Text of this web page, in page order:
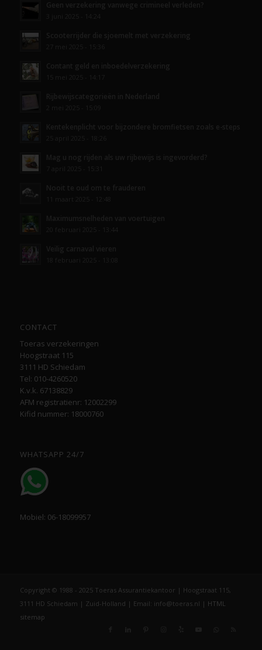
CONTACT
Toeras verzekeringen
Hoogstraat 115
3111 HD Schiedam
Tel: 010-4260520
K.v.k. 67138829
AFM registratienr: 12002299
Kifid nummer: 18000760
WHATSAPP 24/7
Mobiel: 06-18099957
Copyright © 1988 - 2025 Toeras Assurantiekantoor | Hoogstraat 115,
3111 HD Schiedam | Zuid-Holland | Email: info@toeras.nl | HTML
sitemap